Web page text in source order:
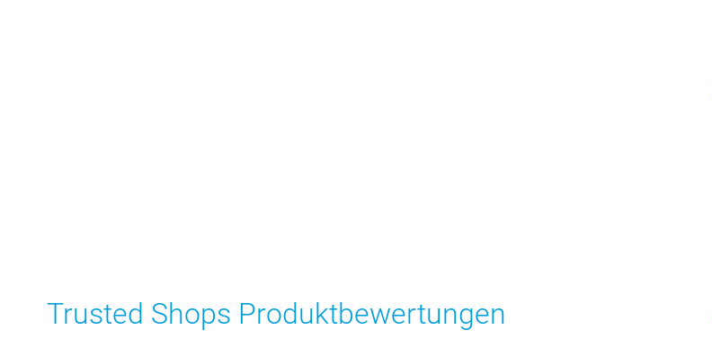
Trusted Shops Produktbewertungen